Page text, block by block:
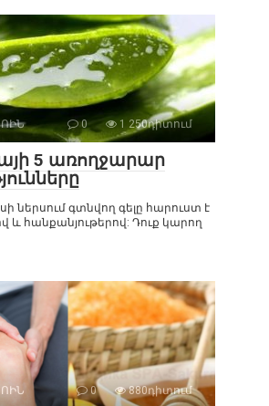
0 1 250դիտում
5 առողջարար
ներսում գտնվող գելը հարուստ է
և հանքանյութերով: Դուք կարող
0 880դիտում